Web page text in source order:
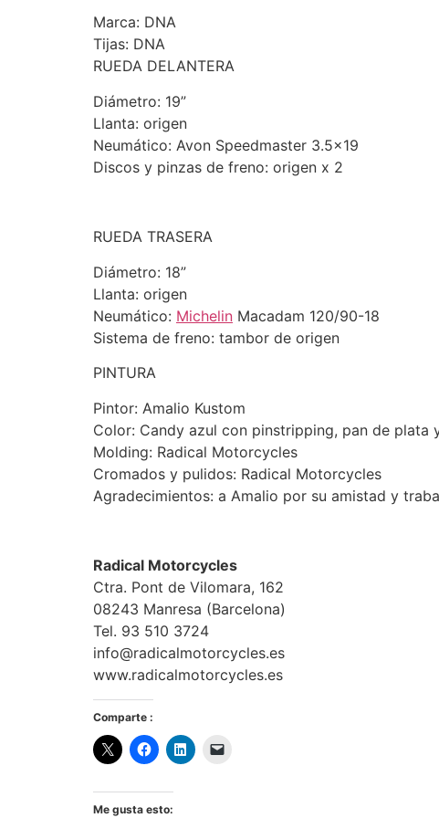
Marca: DNA
Tijas: DNA
RUEDA DELANTERA
Diámetro: 19”
Llanta: origen
Neumático: Avon Speedmaster 3.5×19
Discos y pinzas de freno: origen x 2
RUEDA TRASERA
Diámetro: 18”
Llanta: origen
Neumático: Michelin Macadam 120/90-18
Sistema de freno: tambor de origen
PINTURA
Pintor: Amalio Kustom
Color: Candy azul con pinstripping, pan de plata
Molding: Radical Motorcycles
Cromados y pulidos: Radical Motorcycles
Agradecimientos: a Amalio por su amistad y
Radical Motorcycles
Ctra. Pont de Vilomara, 162
08243 Manresa (Barcelona)
Tel. 93 510 3724
info@radicalmotorcycles.es
www.radicalmotorcycles.es
Comparte :
Me gusta esto: